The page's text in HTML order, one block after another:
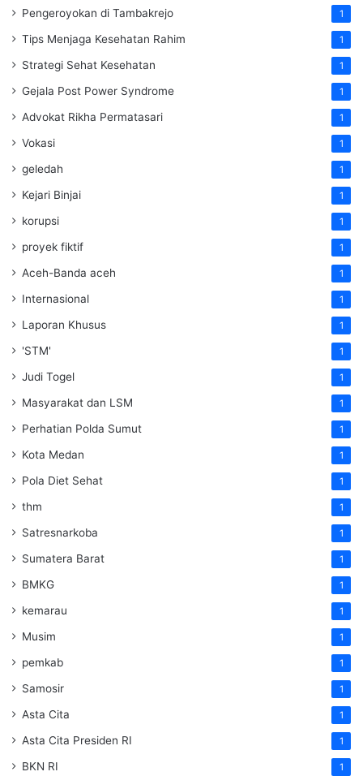
Pengeroyokan di Tambakrejo 1
Tips Menjaga Kesehatan Rahim 1
Strategi Sehat Kesehatan 1
Gejala Post Power Syndrome 1
Advokat Rikha Permatasari 1
Vokasi 1
geledah 1
Kejari Binjai 1
korupsi 1
proyek fiktif 1
Aceh-Banda aceh 1
Internasional 1
Laporan Khusus 1
'STM' 1
Judi Togel 1
Masyarakat dan LSM 1
Perhatian Polda Sumut 1
Kota Medan 1
Pola Diet Sehat 1
thm 1
Satresnarkoba 1
Sumatera Barat 1
BMKG 1
kemarau 1
Musim 1
pemkab 1
Samosir 1
Asta Cita 1
Asta Cita Presiden RI 1
BKN RI 1